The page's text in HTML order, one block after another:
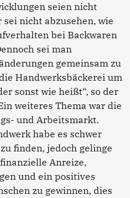
seien nicht
nicht abzusehen, wie
bei Backwaren
sei man
gemeinsam zu
Handwerksbäckerei um
sonst wie heißt“, so der
weiteres Thema war die
und Arbeitsmarkt.
habe es schwer
finden, jedoch gelinge
Anreize,
und ein positives
zu gewinnen, dies